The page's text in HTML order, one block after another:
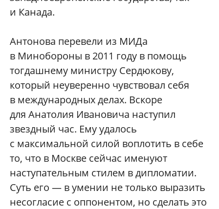
и Канада.
Антонова перевели из МИДа
в Минобороны в 2011 году в помощь
тогдашнему министру Сердюкову,
который неуверенно чувствовал себя
в международных делах. Вскоре
для Анатолия Ивановича наступил
звездный час. Ему удалось
с максимальной силой воплотить в себе
то, что в Москве сейчас именуют
наступательным стилем в дипломатии.
Суть его — в умении не только выразить
несогласие с оппонентом, но сделать это